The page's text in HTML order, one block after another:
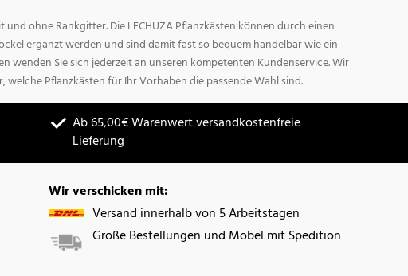
und ohne Rankgitter. Die LECHUZA Pflanzkästen können durch einen
ergänzt werden und sind damit fast so bequem handelbar wie ein
wenden Sie sich jederzeit an unseren kompetenten Kundenservice. Wir
welche Pflanzkästen für Ihr Vorhaben die passende Wahl sind.
Ab 65,00€ Warenwert versandkostenfreie
Lieferung
Wir verschicken mit:
Versand innerhalb von 5 Arbeitstagen
Große Bestellungen und Möbel mit Spedition